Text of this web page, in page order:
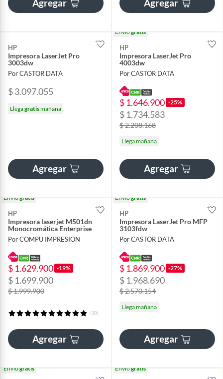
Agregar Agregar
HP
Impresora LaserJet Pro
3003dw
Por CASTOR DATA
$ 3.097.055
Llegagratismañana
Agregar
Envíogratis
HP
Impresora LaserJet Pro
4003dw
Por CASTOR DATA
$ 1.646.900 -25%
$ 1.734.583
$ 2.208.168
Llega mañana
Agregar
Envíogratis
HP
Impresora laserjet M501dn
Monocromática Enterprise
Por COMPU IMPRESION
$ 1.629.900 -19%
$ 1.699.900
$ 1.999.900
(30)
Agregar
Envíogratis
HP
Impresora LaserJet Pro MFP
3103fdw
Por CASTOR DATA
$ 1.869.900 -27%
$ 1.968.690
$ 2.570.154
Llega mañana
Agregar
Envíogratis Envíogratis